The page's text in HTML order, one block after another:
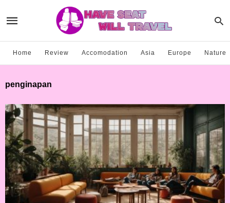
Home Review Accomodation Asia Europe Nature
penginapan